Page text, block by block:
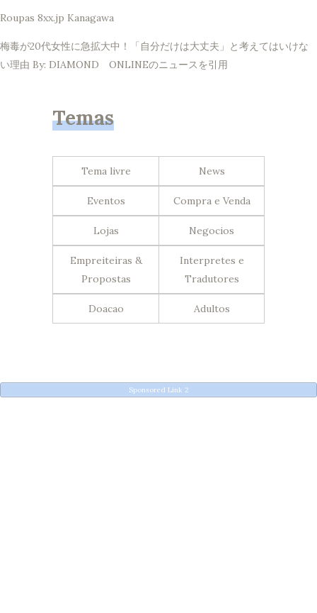
Roupas 8xx.jp Kanagawa
梅毒が20代女性に急拡大中！「自分だけは大丈夫」と考えてはいけな
い理由 By: DIAMOND ONLINEのニュースを引用
Temas
Tema livre News
Eventos Compra e Venda
Lojas Negocios
Empreiteiras &
Propostas
Interpretes e
Tradutores
Doacao Adultos
Sponsored Link 2